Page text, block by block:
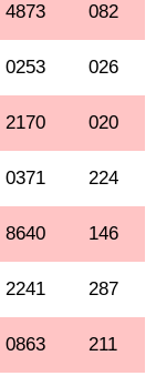
4873 082
0253 026
2170 020
0371 224
8640 146
2241 287
0863 211